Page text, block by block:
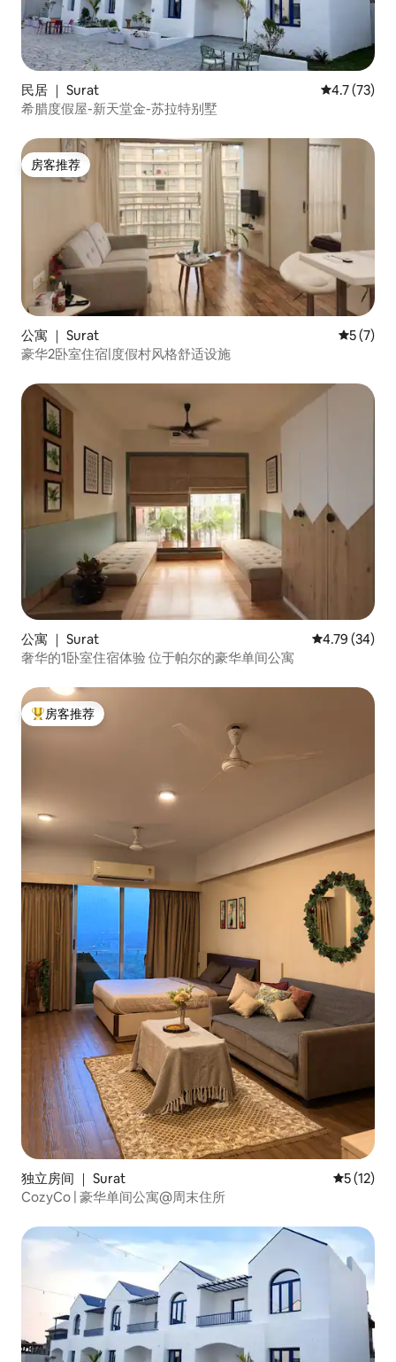
民居 ｜ Surat 平均评分
4.7 (73)
希腊度假屋-新天堂金-苏拉特别墅
房客推荐
房客推荐
公寓 ｜ Surat 平均评分
5 (7)
豪华2卧室住宿|度假村风格舒适设施
公寓 ｜ Surat 平均评分
4.79 (34)
奢华的1卧室住宿体验 位于帕尔的豪华单间公寓
热门「房客推荐」
房客推荐
独立房间 ｜ Surat 平均评分
5 (12)
CozyCo | 豪华单间公寓@周末住所